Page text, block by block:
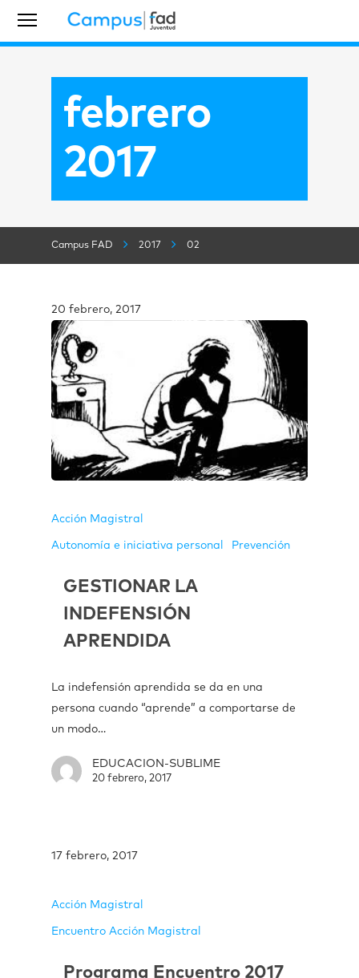
febrero
2017
Campus FAD 2017 02
20 febrero, 2017
Acción Magistral
Autonomía e iniciativa personal Prevención
GESTIONAR LA
INDEFENSIÓN
APRENDIDA
La indefensión aprendida se da en una
persona cuando “aprende” a comportarse de
un modo…
EDUCACION-SUBLIME
20 febrero, 2017
17 febrero, 2017
Acción Magistral
Encuentro Acción Magistral
Programa Encuentro 2017